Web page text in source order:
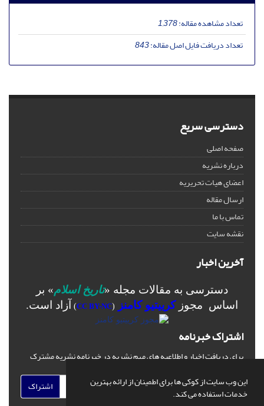
این وب سایت از کوکی ها برای اطمینان از ارائه بهترین
خدمات استفاده می کند.
تعداد مشاهده مقاله:1,378
تعداد دریافت فایل اصل مقاله:843
دسترسی سریع
صفحه اصلی
درباره نشریه
اعضای هیات تحریریه
ارسال مقاله
تماس با ما
نقشه سایت
آخرین اخبار
دسترسی به مقالات مجله «تاریخ اسلام» بر
اساس مجوزکرییتیو کامنز (
CC BY-NC
) آزاد است.
اشتراک خبرنامه
برای دریافت اخبار و اطلاعیه های مهم نشریه در خبرنامه نشریه مشترک
اشتراک